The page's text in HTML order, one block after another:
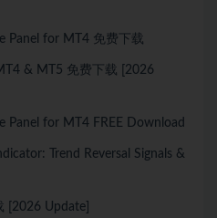
Panel for MT4 免费下载
& MT5 免费下载 [2026
Panel for MT4 FREE Download
Trend Reversal Signals &
[2026 Update]